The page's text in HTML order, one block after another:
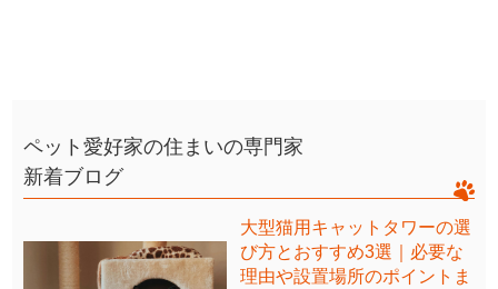
ペット愛好家の住まいの専門家
新着ブログ
大型猫用キャットタワーの選
び方とおすすめ3選｜必要な
理由や設置場所のポイントま